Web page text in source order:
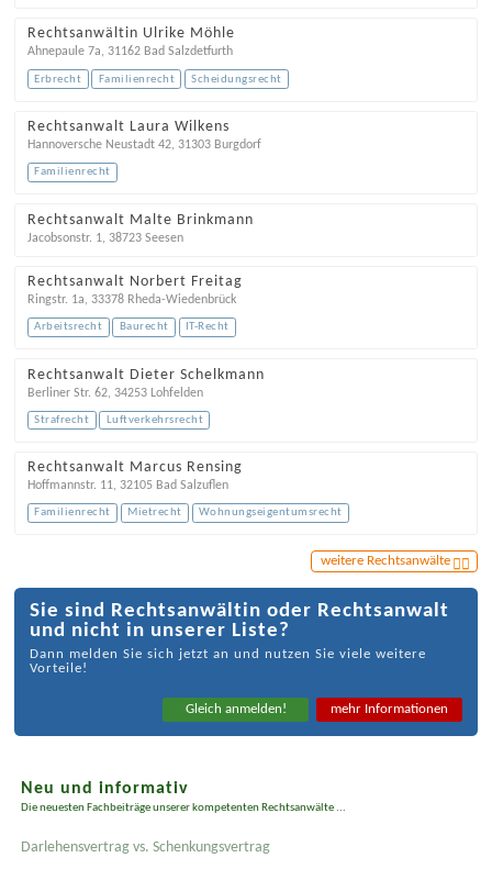
Rechtsanwältin Ulrike Möhle
Ahnepaule 7a, 31162 Bad Salzdetfurth
Erbrecht Familienrecht Scheidungsrecht
Rechtsanwalt Laura Wilkens
Hannoversche Neustadt 42, 31303 Burgdorf
Familienrecht
Rechtsanwalt Malte Brinkmann
Jacobsonstr. 1, 38723 Seesen
Rechtsanwalt Norbert Freitag
Ringstr. 1a, 33378 Rheda-Wiedenbrück
Arbeitsrecht Baurecht IT-Recht
Rechtsanwalt Dieter Schelkmann
Berliner Str. 62, 34253 Lohfelden
Strafrecht Luftverkehrsrecht
Rechtsanwalt Marcus Rensing
Hoffmannstr. 11, 32105 Bad Salzuflen
Familienrecht Mietrecht Wohnungseigentumsrecht
weitere Rechtsanwälte
Sie sind Rechtsanwältin oder Rechtsanwalt
und nicht in unserer Liste?
Dann melden Sie sich jetzt an und nutzen Sie viele weitere
Vorteile!
Gleich anmelden! mehr Informationen
Neu und informativ
Die neuesten Fachbeiträge unserer kompetenten Rechtsanwälte ...
Darlehensvertrag vs. Schenkungsvertrag